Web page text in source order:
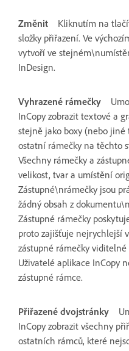
Změnit
Kliknutím na
složky přiřazení. Ve
vytvoří ve
InDesign.
Vyhrazené rámečky
InCopy zobrazit textové a
stejně jako boxy (nebo
ostatní rámečky na těchto
Všechny rámečky a
velikost, tvar a umístění
Zástupné\nrámečky jsou
žádný obsah z
Zástupné rámečky
proto zajišťuje nejrychlejší
zástupné rámečky viditelné
Uživatelé aplikace InCopy
zástupné rámce.
Přiřazené dvojstránky
InCopy zobrazit všechny
ostatních rámců, které